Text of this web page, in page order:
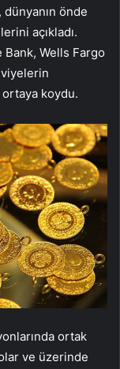
dünyanın önde
açıkladı.
Wells Fargo
koydu.
ortak
ve üzerinde